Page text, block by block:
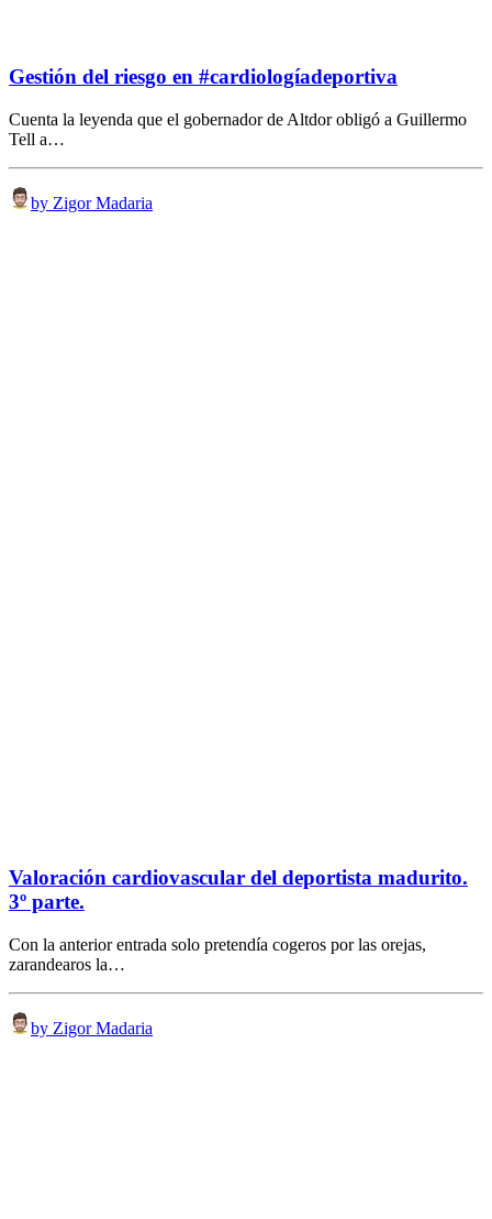
Gestión del riesgo en #cardiologíadeportiva
Cuenta la leyenda que el gobernador de Altdor obligó a Guillermo
Tell a…
by Zigor Madaria
Valoración cardiovascular del deportista madurito.
3º parte.
Con la anterior entrada solo pretendía cogeros por las orejas,
zarandearos la…
by Zigor Madaria